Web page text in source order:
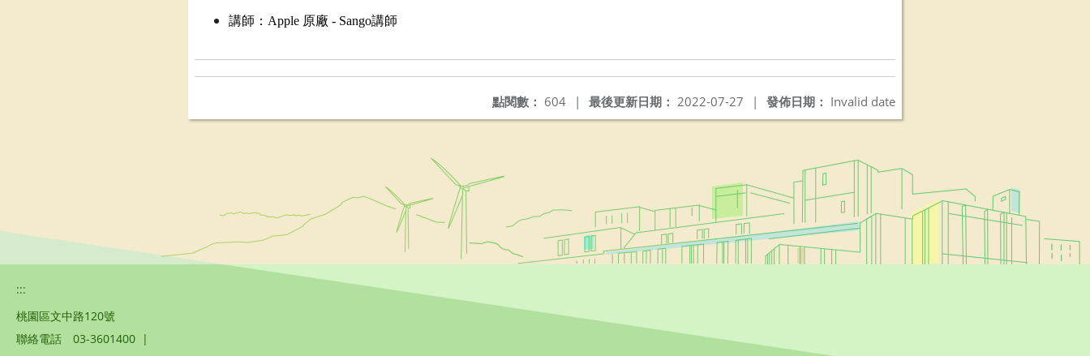
講師：Apple 原廠 - Sango講師
發佈日期： Invalid date
最後更新日期： 2022-07-27 |
點閱數： 604 |
:::
桃園區文中路120號
聯絡電話
03-3601400 |